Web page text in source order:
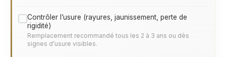
Contrôler l’usure (rayures, jaunissement, perte de
rigidité)
Remplacement recommandé tous les 2 à 3 ans ou dès
signes d’usure visibles.